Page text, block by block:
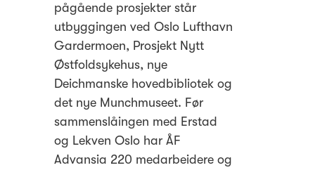
pågående prosjekter står
utbyggingen ved Oslo Lufthavn
Gardermoen, Prosjekt Nytt
Østfoldsykehus, nye
Deichmanske hovedbibliotek og
det nye Munchmuseet. Før
sammenslåingen med Erstad
og Lekven Oslo har ÅF
Advansia 220 medarbeidere og